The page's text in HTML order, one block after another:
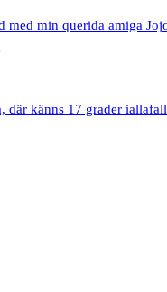
med min querida amiga
där känns 17 grader